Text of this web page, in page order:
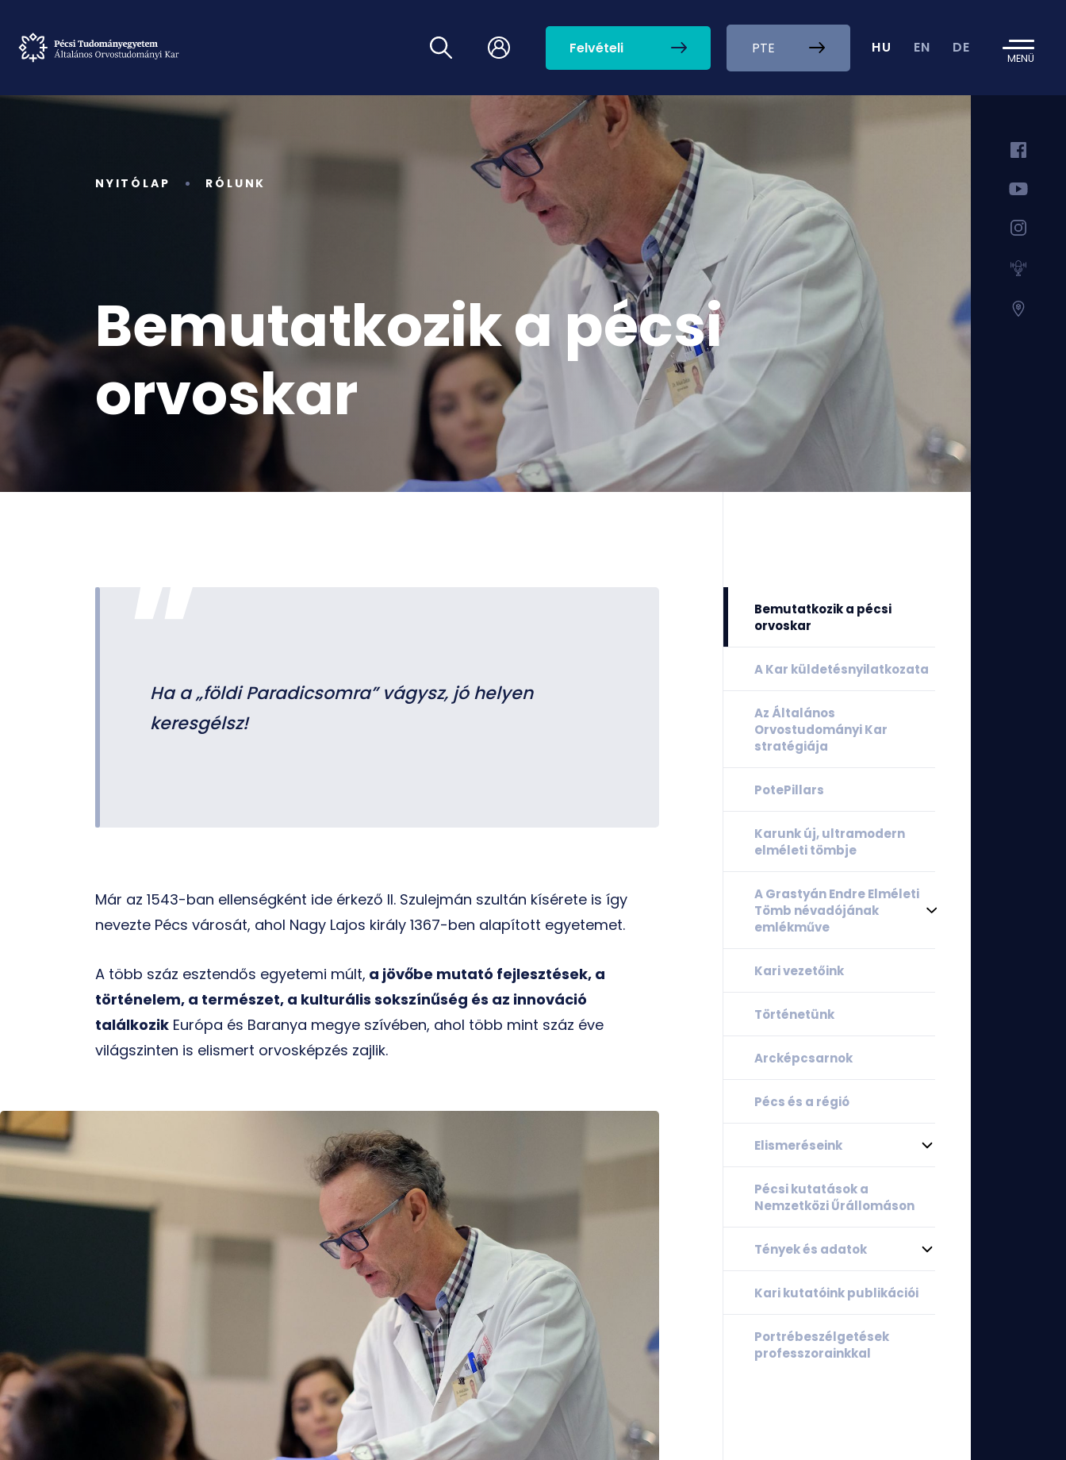
Felvételi PTE HU EN DE
MENÜ
NYITÓLAP RÓLUNK
Bemutatkozik a pécsi
orvoskar
Ha a „földi Paradicsomra” vágysz, jó helyen
keresgélsz!
Már az 1543-ban ellenségként ide érkező II. Szulejmán szultán kísérete is így
nevezte Pécs városát, ahol Nagy Lajos király 1367-ben alapított egyetemet.
A több száz esztendős egyetemi múlt, a jövőbe mutató fejlesztések, a
történelem, a természet, a kulturális sokszínűség és az innováció
találkozik Európa és Baranya megye szívében, ahol több mint száz éve
világszinten is elismert orvosképzés zajlik.
Bemutatkozik a pécsi
orvoskar
A Kar küldetésnyilatkozata
Az Általános
Orvostudományi Kar
stratégiája
PotePillars
Karunk új, ultramodern
elméleti tömbje
A Grastyán Endre Elméleti
Tömb névadójának
emlékműve
Kari vezetőink
Történetünk
Arcképcsarnok
Pécs és a régió
Elismeréseink
Pécsi kutatások a
Nemzetközi Űrállomáson
Tények és adatok
Kari kutatóink publikációi
Portrébeszélgetések
professzorainkkal